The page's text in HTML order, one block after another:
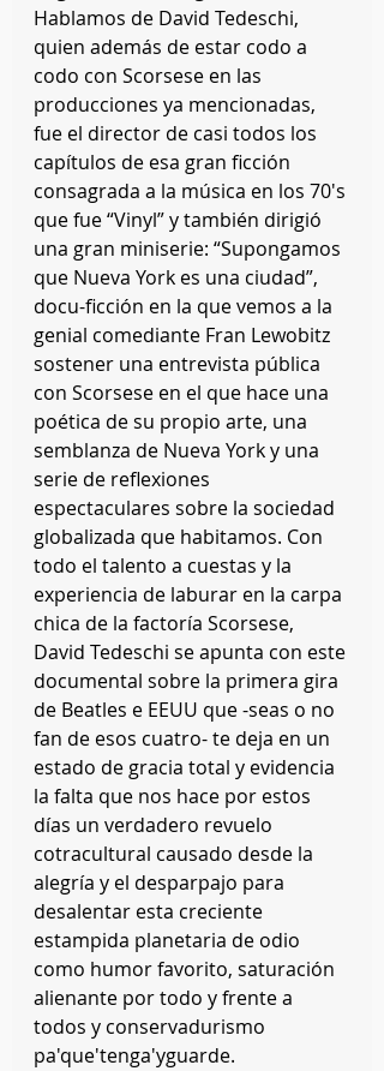
Hablamos de David Tedeschi,
quien además de estar codo a
codo con Scorsese en las
producciones ya mencionadas,
fue el director de casi todos los
capítulos de esa gran ficción
consagrada a la música en los 70's
que fue “Vinyl” y también dirigió
una gran miniserie: “Supongamos
que Nueva York es una ciudad”,
docu-ficción en la que vemos a la
genial comediante Fran Lewobitz
sostener una entrevista pública
con Scorsese en el que hace una
poética de su propio arte, una
semblanza de Nueva York y una
serie de reflexiones
espectaculares sobre la sociedad
globalizada que habitamos. Con
todo el talento a cuestas y la
experiencia de laburar en la carpa
chica de la factoría Scorsese,
David Tedeschi se apunta con este
documental sobre la primera gira
de Beatles e EEUU que -seas o no
fan de esos cuatro- te deja en un
estado de gracia total y evidencia
la falta que nos hace por estos
días un verdadero revuelo
cotracultural causado desde la
alegría y el desparpajo para
desalentar esta creciente
estampida planetaria de odio
como humor favorito, saturación
alienante por todo y frente a
todos y conservadurismo
pa'que'tenga'yguarde.